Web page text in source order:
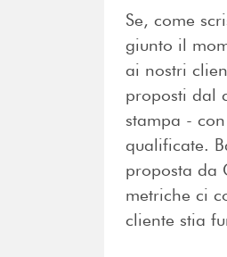
Se, come
giunto il
ai nostri
proposti dal
stampa -
qualificate.
proposta da
metriche ci
cliente stia